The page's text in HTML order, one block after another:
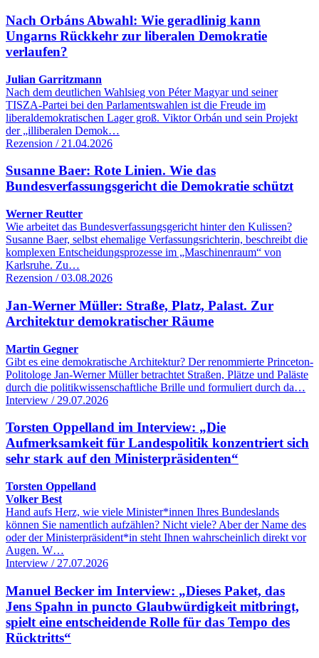
Nach Orbáns Abwahl: Wie geradlinig kann
Ungarns Rückkehr zur liberalen Demokratie
verlaufen?
Julian Garritzmann
Nach dem deutlichen Wahlsieg von Péter Magyar und seiner
TISZA-Partei bei den Parlamentswahlen ist die Freude im
liberaldemokratischen Lager groß. Viktor Orbán und sein Projekt
der „illiberalen Demok…
Rezension / 21.04.2026
Susanne Baer: Rote Linien. Wie das
Bundesverfassungsgericht die Demokratie schützt
Werner Reutter
Wie arbeitet das Bundesverfassungsgericht hinter den Kulissen?
Susanne Baer, selbst ehemalige Verfassungsrichterin, beschreibt die
komplexen Entscheidungsprozesse im „Maschinenraum“ von
Karlsruhe. Zu…
Rezension / 03.08.2026
Jan-Werner Müller: Straße, Platz, Palast. Zur
Architektur demokratischer Räume
Martin Gegner
Gibt es eine demokratische Architektur? Der renommierte Princeton-
Politologe Jan-Werner Müller betrachtet Straßen, Plätze und Paläste
durch die politikwissenschaftliche Brille und formuliert durch da…
Interview / 29.07.2026
Torsten Oppelland im Interview: „Die
Aufmerksamkeit für Landespolitik konzentriert sich
sehr stark auf den Ministerpräsidenten“
Torsten Oppelland
Volker Best
Hand aufs Herz, wie viele Minister*innen Ihres Bundeslands
können Sie namentlich aufzählen? Nicht viele? Aber der Name des
oder der Ministerpräsident*in steht Ihnen wahrscheinlich direkt vor
Augen. W…
Interview / 27.07.2026
Manuel Becker im Interview: „Dieses Paket, das
Jens Spahn in puncto Glaubwürdigkeit mitbringt,
spielt eine entscheidende Rolle für das Tempo des
Rücktritts“